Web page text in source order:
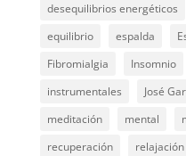
desequilibrios energéticos
equilibrio
espalda
Fibromialgia
Insomnio
instrumentales
José
meditación
mental
recuperación
relajación